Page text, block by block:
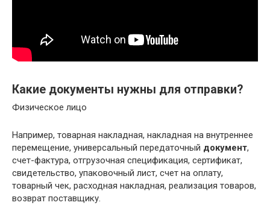
Какие документы нужны для отправки?
Физическое лицо
Например, товарная накладная, накладная на внутреннее
перемещение, универсальный передаточный документ,
счет-фактура, отгрузочная спецификация, сертификат,
свидетельство, упаковочный лист, счет на оплату,
товарный чек, расходная накладная, реализация товаров,
возврат поставщику.